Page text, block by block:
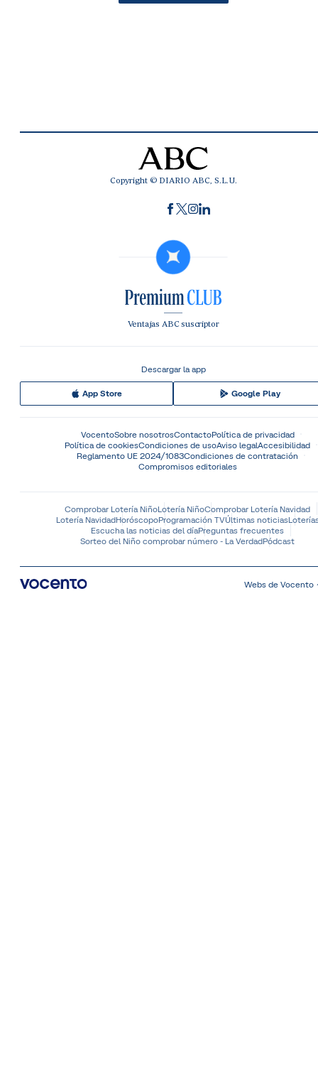
Copyright © DIARIO ABC, S.L.U.
Ventajas ABC suscriptor
Descargar la app
App Store Google Play
VocentoSobre nosotrosContactoPolítica de privacidad
Política de cookiesCondiciones de usoAviso legalAccesibilidad
Reglamento UE 2024/1083Condiciones de contratación
Compromisos editoriales
Comprobar Lotería NiñoLotería NiñoComprobar Lotería Navidad
Lotería NavidadHoróscopoProgramación TVÚltimas noticias
Escucha las noticias del díaPreguntas frecuentes
Sorteo del Niño comprobar número - La VerdadPódcast
Webs de Vocento